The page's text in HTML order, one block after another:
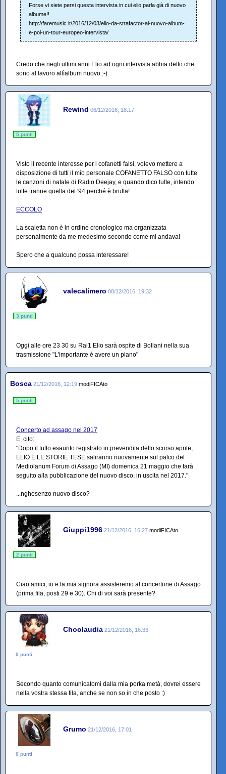
Forse vi siete persi questa intervista in cui elio parla già di nuovo
albume!!
http://faremusic.it/2016/12/03/elio-da-strafactor-al-nuovo-album-
e-poi-un-tour-europeo-intervista/
Credo che negli ultimi anni Elio ad ogni intervista abbia detto che
sono al lavoro allìalbum nuovo :-)
Rewind 06/12/2016, 18:17
5 punti
Visto il recente interesse per i cofanetti falsi, volevo mettere a
disposizione di tutti il mio personale COFANETTO FALSO con tutte
le canzoni di natale di Radio Deejay, e quando dico tutte, intendo
tutte tranne quella del '94 perché è brutta!
ECCOLO
La scaletta non è in ordine cronologico ma organizzata
personalmente da me medesimo secondo come mi andava!
Spero che a qualcuno possa interessare!
valecalimero 08/12/2016, 19:32
3 punti
Oggi alle ore 23 30 su Rai1 Elio sarà ospite di Bollani nella sua
trasmissione "L'importante è avere un piano"
Bosca 21/12/2016, 12:19 modiFICAto
5 punti
Concerto ad assago nel 2017
E, cito:
"Dopo il tutto esaurito registrato in prevendita dello scorso aprile,
ELIO E LE STORIE TESE saliranno nuovamente sul palco del
Mediolanum Forum di Assago (MI) domenica 21 maggio che farà
seguito alla pubblicazione del nuovo disco, in uscita nel 2017."
...nghesenzo nuovo disco?
Giuppi1996 21/12/2016, 16:27 modiFICAto
2 punti
Ciao amici, io e la mia signora assisteremo al concertone di Assago
(prima fila, posti 29 e 30). Chi di voi sarà presente?
Choolaudia 21/12/2016, 16:33
0 punti
Secondo quanto comunicatomi dalla mia porka metà, dovrei essere
nella vostra stessa fila, anche se non so in che posto :)
Grumo 21/12/2016, 17:01
0 punti